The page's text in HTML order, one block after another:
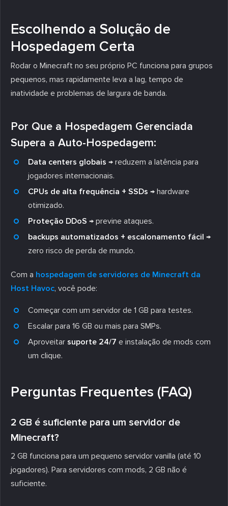
Escolhendo a Solução de
Hospedagem Certa
Rodar o Minecraft no seu próprio PC funciona para grupos
pequenos, mas rapidamente leva a lag, tempo de
inatividade e problemas de largura de banda.
Por Que a Hospedagem Gerenciada
Supera a Auto-Hospedagem:
Data centers globais → reduzem a latência para
jogadores internacionais.
CPUs de alta frequência + SSDs → hardware
otimizado.
Proteção DDoS → previne ataques.
backups automatizados + escalonamento fácil →
zero risco de perda de mundo.
Com a hospedagem de servidores de Minecraft da
Host Havoc, você pode:
Começar com um servidor de 1 GB para testes.
Escalar para 16 GB ou mais para SMPs.
Aproveitar suporte 24/7 e instalação de mods com
um clique.
Perguntas Frequentes (FAQ)
2 GB é suficiente para um servidor de
Minecraft?
2 GB funciona para um pequeno servidor vanilla (até 10
jogadores). Para servidores com mods, 2 GB não é
suficiente.